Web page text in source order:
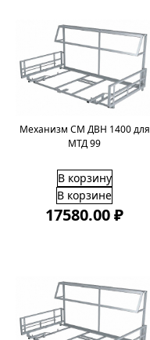
Механизм СМ ДВН 1400 для
МТД 99
В корзину
В корзине
17580.00 ₽